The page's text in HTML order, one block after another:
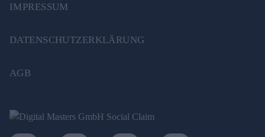
IMPRESSUM
DATENSCHUTZERKLÄRUNG
AGB